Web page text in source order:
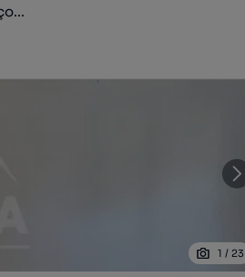
1 / 23